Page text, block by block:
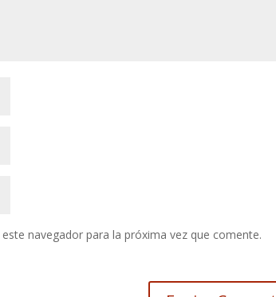
navegador para la próxima vez que comente.